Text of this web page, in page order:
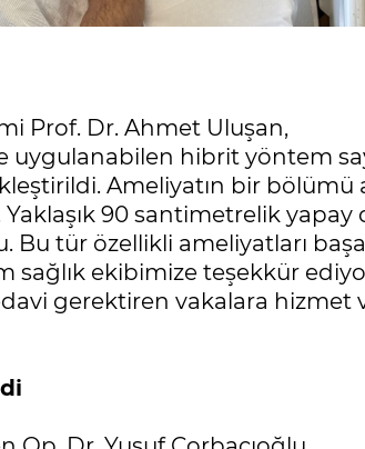
Prof. Dr. Ahmet Uluşan,
uygulanabilen hibrit yöntem
Ameliyatın bir bölümü
Yaklaşık 90 santimetrelik
Bu tür özellikli ameliyatları
sağlık ekibimize teşekkür
gerektiren vakalara hizmet